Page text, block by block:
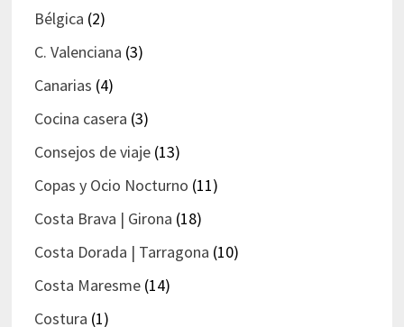
Bélgica (2)
C. Valenciana (3)
Canarias (4)
Cocina casera (3)
Consejos de viaje(13)
Copas y Ocio Nocturno (11)
Costa Brava | Girona (18)
Costa Dorada | Tarragona (10)
Costa Maresme(14)
Costura (1)